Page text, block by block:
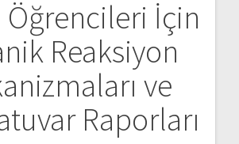
Öğrencileri İçin
Reaksiyon
ve
Raporları